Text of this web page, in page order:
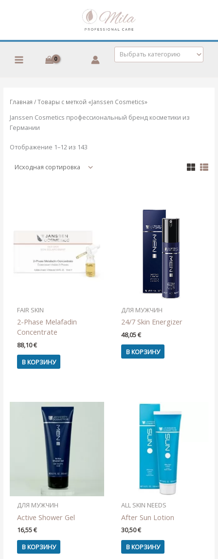
Выбрать категорию
Главная / Товары с меткой «Janssen Cosmetics»
Janssen Cosmetics профессиональный бренд косметики из
Германии
Отображение 1–12 из 143
FAIR SKIN
2-Phase Melafadin
Concentrate
88,10€
В КОРЗИНУ
ДЛЯ МУЖЧИН
24/7 Skin Energizer
48,05€
В КОРЗИНУ
ДЛЯ МУЖЧИН
Active Shower Gel
16,55€
В КОРЗИНУ
ALL SKIN NEEDS
After Sun Lotion
30,50€
В КОРЗИНУ